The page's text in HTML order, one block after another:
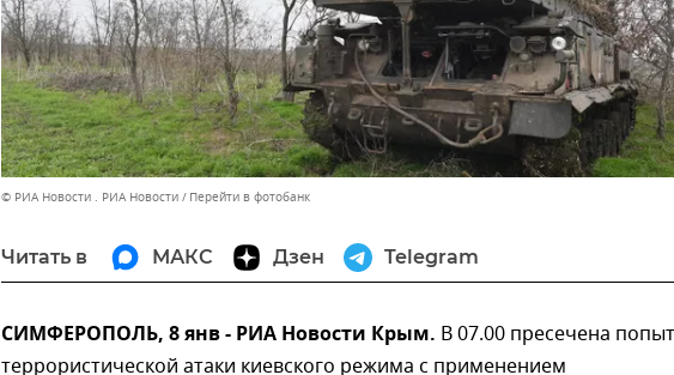
© РИА Новости . РИА Новости Перейти в фотобанк
Читать в МАКС Дзен Telegram
СИМФЕРОПОЛЬ, 8 янв - РИА Новости Крым. В 07.00 пресечена
террористической атаки киевского режима с применением